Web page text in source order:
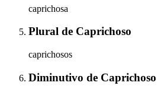
caprichosa
Plural de Caprichoso
caprichosos
Diminutivo de Caprichoso